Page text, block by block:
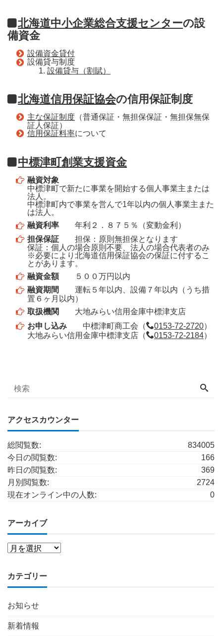
北海道中小企業総合支援センターの設
備資金
設備資金貸付
設備貸与制度
設備貸与（割賦）
北海道信用保証協会の信用保証制度
主な保証制度（普通保証・無担保保証・無担保無保
証人保証）
信用保証料率について
中標津町創業支援資金
融資対象
中標津町で新たに事業を開始する個人事業主または
法人。
中標津町内で事業を営んで1年以内の個人事業主また
は法人。
融資利率年利２．８７５％（変動金利）
担保保証担保：原則無担保となります
保証：個人の場合原則不要、法人の場合代表者のみ
※必要により北海道信用保証協会の保証に付するこ
とがあります。
融資金額５００万円以内
融資期間
運転５年以内、設備７年以内（うち措
置６ヶ月以内）
取扱機関
大地みらい信用金庫中標津支店
お申し込み中標津町商工会（ 0153-72-2720）
大地みらい信用金庫中標津支店（
0153-72-2184）
アクセスカウンター
834005
総閲覧数:
166
今日の閲覧数:
369
昨日の閲覧数:
2724
月別閲覧数:
0
現在オンライン中の人数:
アーカイブ
カテゴリー
お知らせ
新着情報